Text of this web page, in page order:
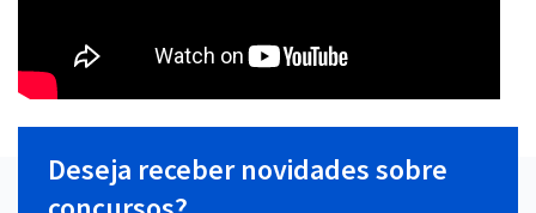
Deseja receber novidades sobre